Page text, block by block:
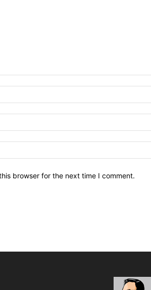
browser for the next time I comment.